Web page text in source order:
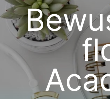
Aanbod
Masterclass
OVER DAVINA